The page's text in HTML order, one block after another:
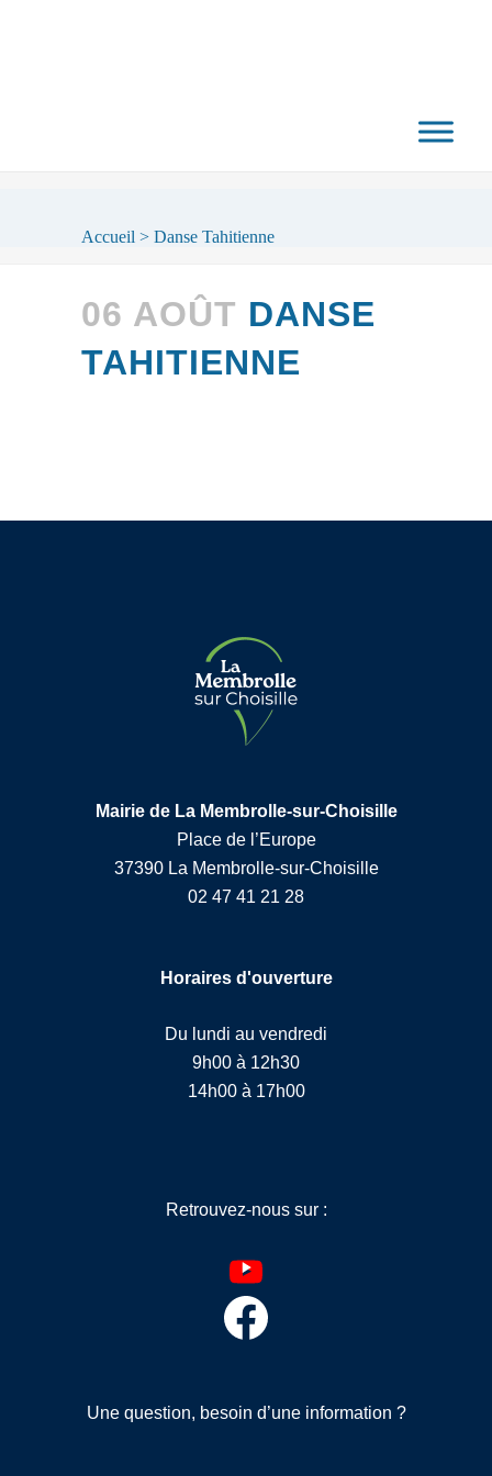
Accueil > Danse Tahitienne
06 AOÛT DANSE
TAHITIENNE
Mairie de La Membrolle-sur-Choisille
Place de l’Europe
37390 La Membrolle-sur-Choisille
02 47 41 21 28
Horaires d'ouverture
Du lundi au vendredi
9h00 à 12h30
14h00 à 17h00
Retrouvez-nous sur :
YouTube
Facebook
Une question, besoin d’une information ?